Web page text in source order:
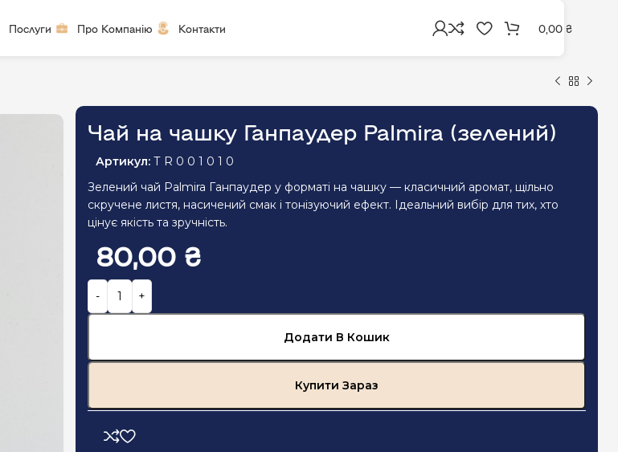
Послуги Про Компанію Контакти 0,00 ₴
Чай на чашку Ганпаудер Palmira (зелений)
Артикул:Т R 0 0 1 0 1 0
Зелений чай Palmira Ганпаудер у форматі на чашку — класичний аромат, щільно
скручене листя, насичений смак і тонізуючий ефект. Ідеальний вибір для тих, хто
цінує якість та зручність.
80,00 ₴
Додати В Кошик
Купити Зараз